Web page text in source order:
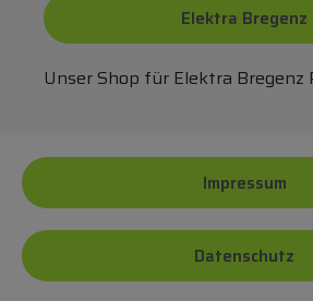
Elektra Bregenz
Unser Shop für Elektra Bregenz
Impressum
Datenschutz